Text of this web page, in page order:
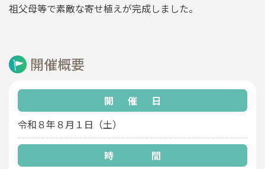
祖父母等で素敵な寄せ植えが完成しました。
開催概要
開催日
令和８年８月１日（土）
時間